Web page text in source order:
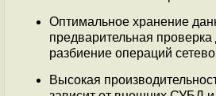
Оптимальное хранение
предварительная
разбиение операций
Высокая